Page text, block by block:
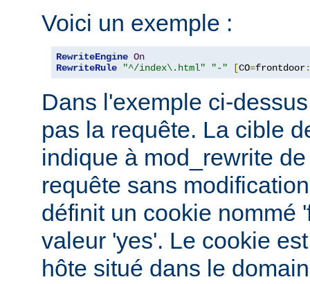
Voici un exemple :
RewriteEngine On
RewriteRule
"^/index\.html" "-" [CO=frontdoor:
Dans l'exemple ci-
pas la requête. La cible
indique à mod_rewrite
requête sans
définit un cookie nommé
valeur 'yes'. Le cookie
hôte situé dans le